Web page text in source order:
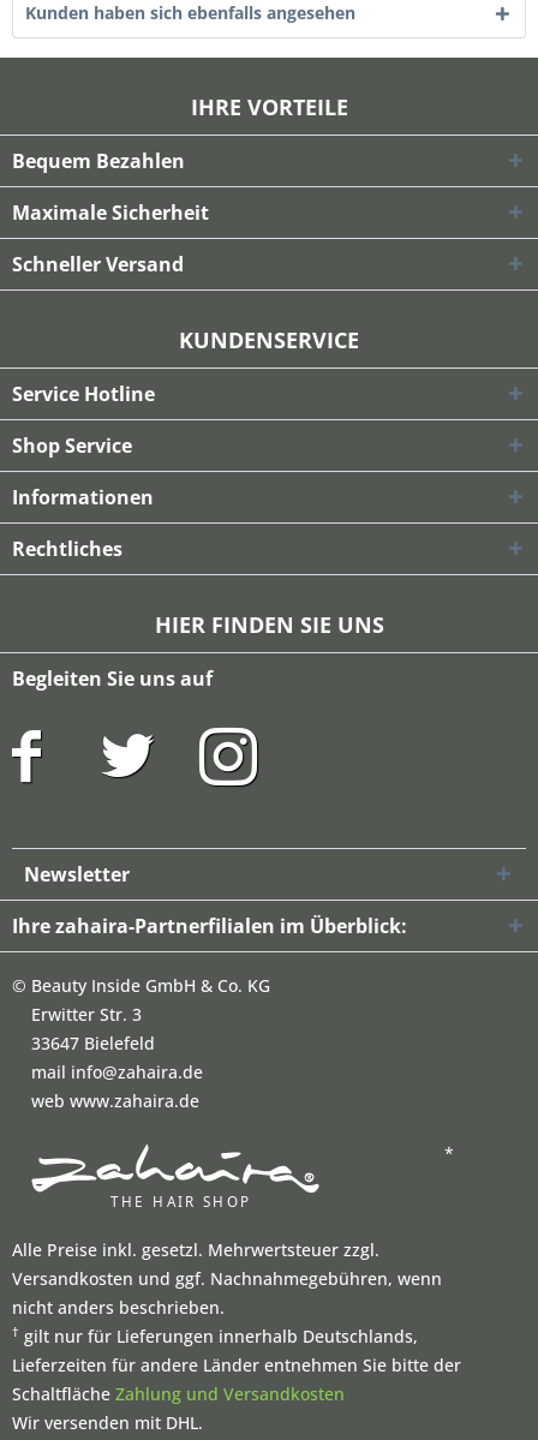
Kunden haben sich ebenfalls angesehen
IHRE VORTEILE
Bequem Bezahlen
Maximale Sicherheit
Schneller Versand
KUNDENSERVICE
Service Hotline
Shop Service
Informationen
Rechtliches
HIER FINDEN SIE UNS
Begleiten Sie uns auf
Newsletter
Ihre zahaira-Partnerfilialen im Überblick:
© Beauty Inside GmbH & Co. KG
Erwitter Str. 3
33647 Bielefeld
mail info@zahaira.de
web www.zahaira.de
*
Alle Preise inkl. gesetzl. Mehrwertsteuer zzgl.
Versandkosten und ggf. Nachnahmegebühren, wenn
nicht anders beschrieben.
† gilt nur für Lieferungen innerhalb Deutschlands,
Lieferzeiten für andere Länder entnehmen Sie bitte der
Schaltfläche Zahlung und Versandkosten
Wir versenden mit DHL.